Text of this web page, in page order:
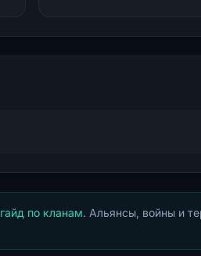
гайд по кланам. Альянсы, войны и